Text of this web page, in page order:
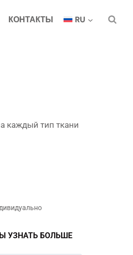
КОНТАКТЫ RU
каждый тип ткани
УЗНАТЬ БОЛЬШЕ